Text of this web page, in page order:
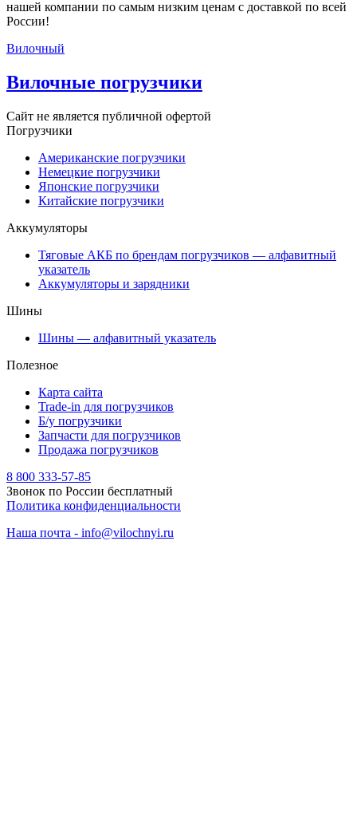
нашей компании по самым низким ценам с доставкой по всей
России!
Вилочный
Вилочные погрузчики
Сайт не является публичной офертой
Погрузчики
Американские погрузчики
Немецкие погрузчики
Японские погрузчики
Китайские погрузчики
Аккумуляторы
Тяговые АКБ по брендам погрузчиков — алфавитный
указатель
Аккумуляторы и зарядники
Шины
Шины — алфавитный указатель
Полезное
Карта сайта
Trade-in для погрузчиков
Б/у погрузчики
Запчасти для погрузчиков
Продажа погрузчиков
8 800 333-57-85
Звонок по России бесплатный
Политика конфиденциальности
Наша почта - info@vilochnyi.ru